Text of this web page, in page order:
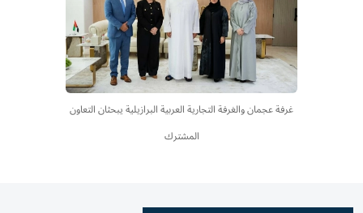
غرفة عجمان والغرفة التجارية العربية البرازيلية يبحثان التعاون
المشترك